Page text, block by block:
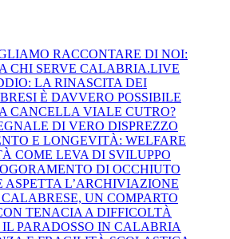
RACCONTARE DI NOI:
CHI SERVE CALABRIA.LIVE
LA RINASCITA DEI
È DAVVERO POSSIBILE
CANCELLA VIALE CUTRO?
DI VERO DISPREZZO
E LONGEVITÀ: WELFARE
COME LEVA DI SVILUPPO
DI OCCHIUTO
ASPETTA L’ARCHIVIAZIONE
UN COMPARTO
TENACIA A DIFFICOLTÀ
PARADOSSO IN CALABRIA